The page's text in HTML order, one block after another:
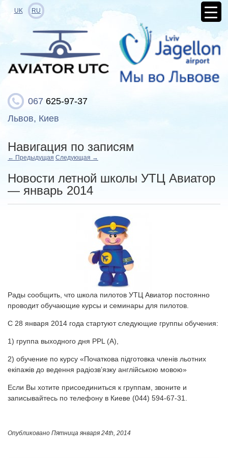
UK RU
067 625-97-37
Львов, Киев
Навигация по записям
← Предыдущая Следующая →
Новости летной школы УТЦ Авиатор
— январь 2014
Рады сообщить, что школа пилотов УТЦ Авиатор постоянно
проводит обучающие курсы и семинары для пилотов.
С 28 января 2014 года стартуют следующие группы обучения:
1) группа выходного дня PPL (A),
2) обучение по курсу «Початкова підготовка членів льотних
екіпажів до ведення радіозв’язку англійською мовою»
Если Вы хотите присоединиться к группам, звоните и
записывайтесь по телефону в Киеве (044) 594-67-31.
Опубликовано Пятница января 24th, 2014